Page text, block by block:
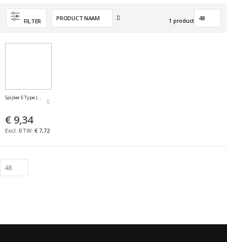
FILTER
Van
1 product
Spijker E Type J 16mm
€ 9,34
€ 7,72